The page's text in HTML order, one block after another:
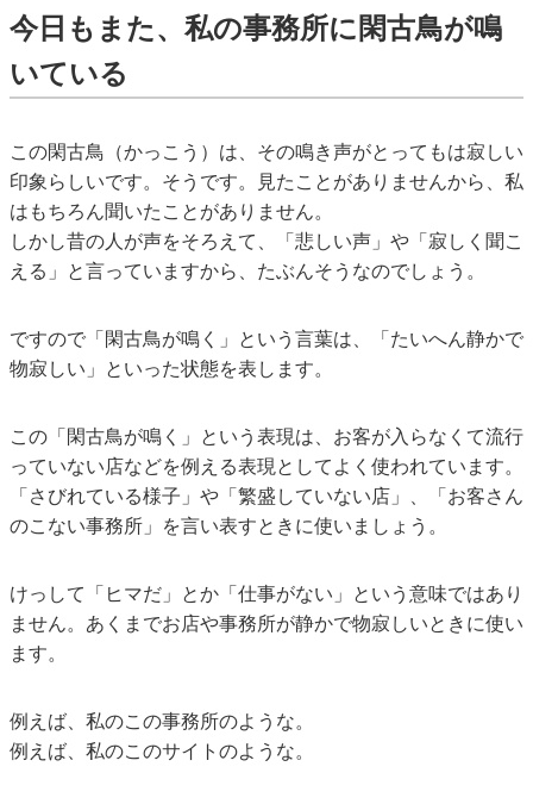
今日もまた、私の事務所に閑古鳥が鳴
いている
この閑古鳥（かっこう）は、その鳴き声がとってもは寂しい
印象らしいです。そうです。見たことがありませんから、私
はもちろん聞いたことがありません。
しかし昔の人が声をそろえて、「悲しい声」や「寂しく聞こ
える」と言っていますから、たぶんそうなのでしょう。
ですので「閑古鳥が鳴く」という言葉は、「たいへん静かで
物寂しい」といった状態を表します。
この「閑古鳥が鳴く」という表現は、お客が入らなくて流行
っていない店などを例える表現としてよく使われています。
「さびれている様子」や「繁盛していない店」、「お客さん
のこない事務所」を言い表すときに使いましょう。
けっして「ヒマだ」とか「仕事がない」という意味ではあり
ません。あくまでお店や事務所が静かで物寂しいときに使い
ます。
例えば、私のこの事務所のような。
例えば、私のこのサイトのような。